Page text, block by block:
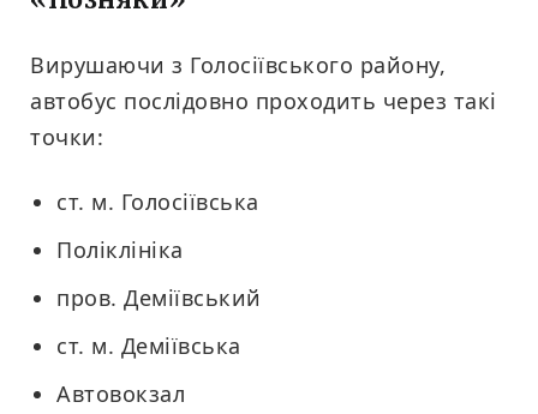
Вирушаючи з Голосіївського району,
автобус послідовно проходить через такі
точки:
ст. м. Голосіївська
Поліклініка
пров. Деміївський
ст. м. Деміївська
Автовокзал